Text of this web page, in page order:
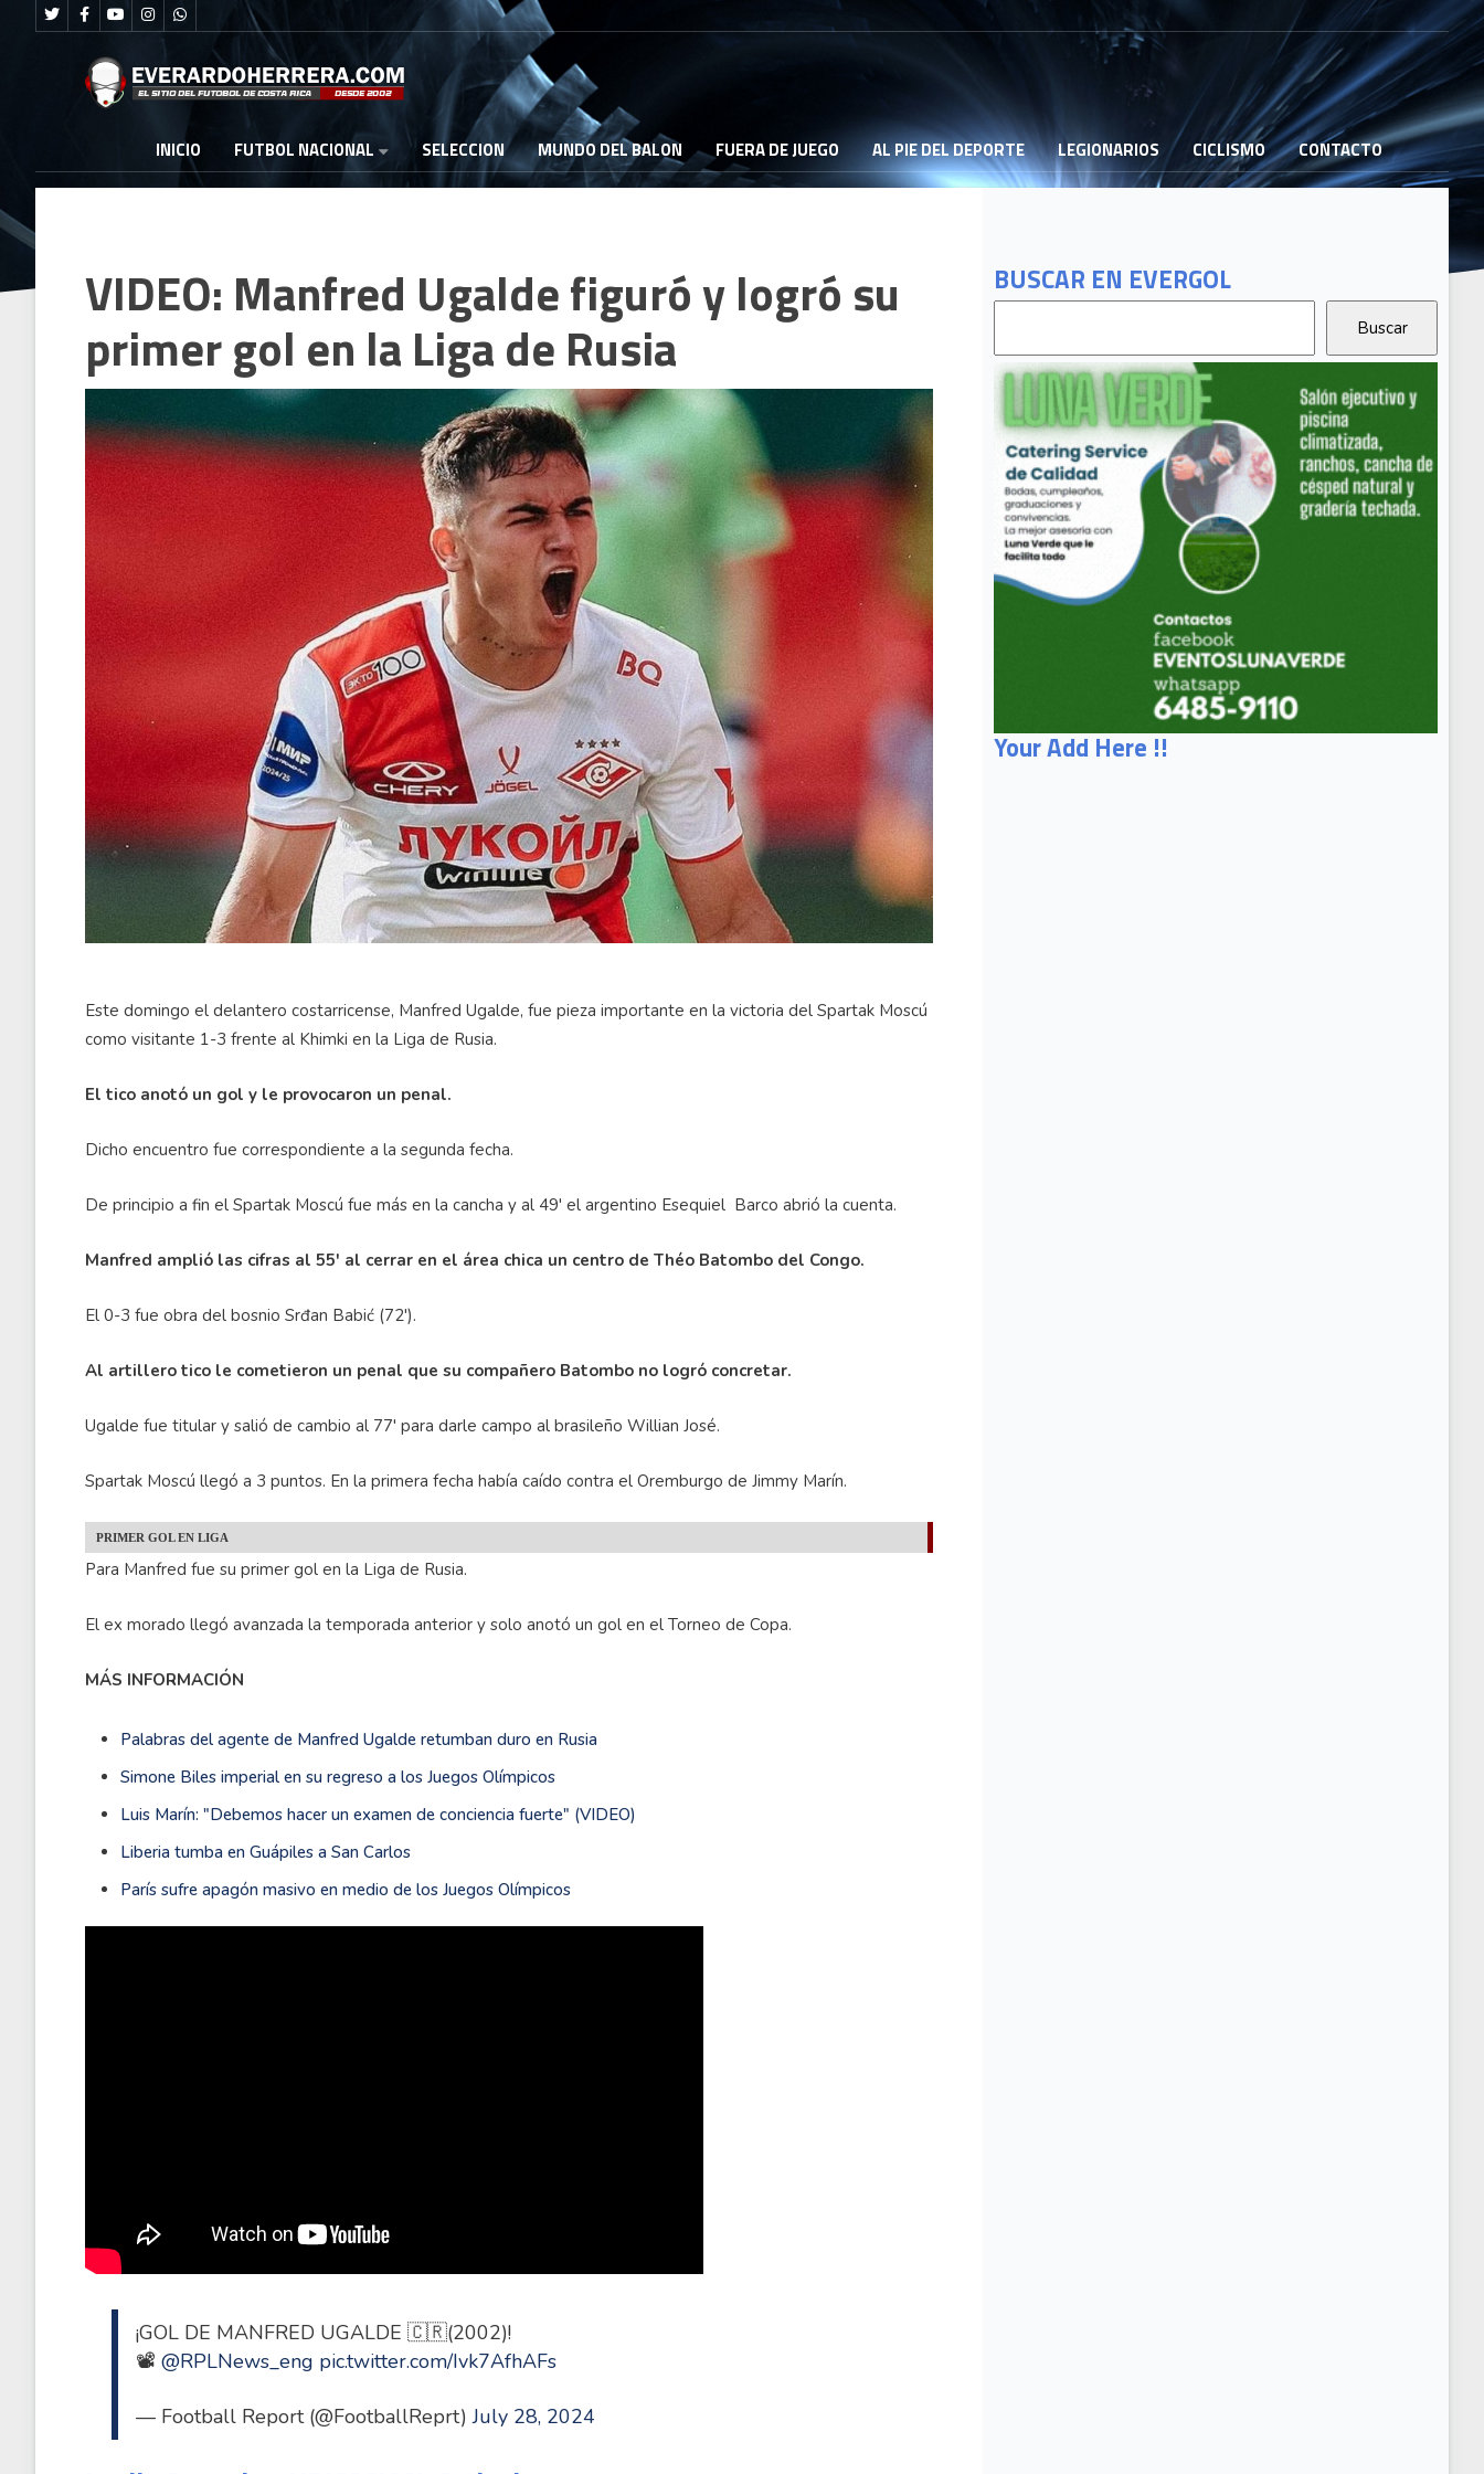
INICIO FUTBOL NACIONAL SELECCION MUNDO DEL BALON FUERA DE JUEGO AL PIE DEL DEPORTE LEGIONARIOS CICLISMO CONTACTO
BUSCAR EN EVERGOL
Your Add Here !!
VIDEO: Manfred Ugalde figuró y logró su
primer gol en la Liga de Rusia
Este domingo el delantero costarricense, Manfred Ugalde, fue pieza importante en la victoria del Spartak Moscú
como visitante 1-3 frente al Khimki en la Liga de Rusia.
El tico anotó un gol y le provocaron un penal.
Dicho encuentro fue correspondiente a la segunda fecha.
De principio a fin el Spartak Moscú fue más en la cancha y al 49' el argentino Esequiel Barco abrió la cuenta.
Manfred amplió las cifras al 55' al cerrar en el área chica un centro de Théo Batombo del Congo.
El 0-3 fue obra del bosnio Srđan Babić (72').
Al artillero tico le cometieron un penal que su compañero Batombo no logró concretar.
Ugalde fue titular y salió de cambio al 77' para darle campo al brasileño Willian José.
Spartak Moscú llegó a 3 puntos. En la primera fecha había caído contra el Oremburgo de Jimmy Marín.
PRIMER GOL EN LIGA
Para Manfred fue su primer gol en la Liga de Rusia.
El ex morado llegó avanzada la temporada anterior y solo anotó un gol en el Torneo de Copa.
MÁS INFORMACIÓN
Palabras del agente de Manfred Ugalde retumban duro en Rusia
Simone Biles imperial en su regreso a los Juegos Olímpicos
Luis Marín: "Debemos hacer un examen de conciencia fuerte" (VIDEO)
Liberia tumba en Guápiles a San Carlos
París sufre apagón masivo en medio de los Juegos Olímpicos
¡GOL DE MANFRED UGALDE 🇨🇷(2002)!
📽️@RPLNews_eng pic.twitter.com/Ivk7AfhAFs
— Football Report (@FootballReprt)July 28, 2024